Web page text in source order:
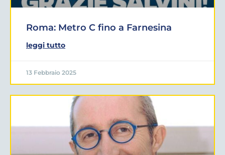
Roma: Metro C fino a Farnesina
leggi tutto
13 Febbraio 2025